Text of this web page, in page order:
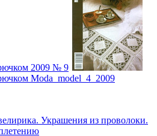
2009 № 9
Moda_model_4_2009
Украшения из проволоки.